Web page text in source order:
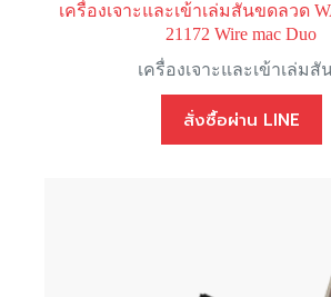
เครื่องเจาะและเข้าเล่มสันขดลวด
21172 Wire mac Duo
เครื่องเจาะและเข้าเล่ม
สั่งซื้อผ่าน LINE